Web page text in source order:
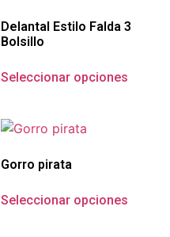
Delantal Estilo Falda 3
Bolsillo
Seleccionar opciones
Gorro pirata
Seleccionar opciones